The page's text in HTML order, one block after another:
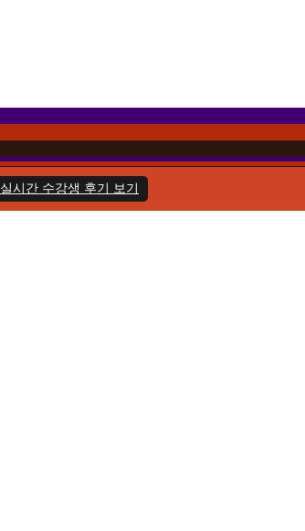
실시간 수강생 후기 보기